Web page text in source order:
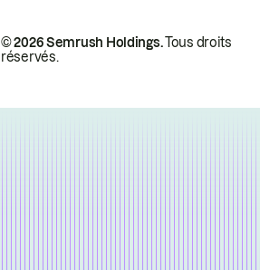
© 2026 Semrush Holdings.Tous droits
réservés.